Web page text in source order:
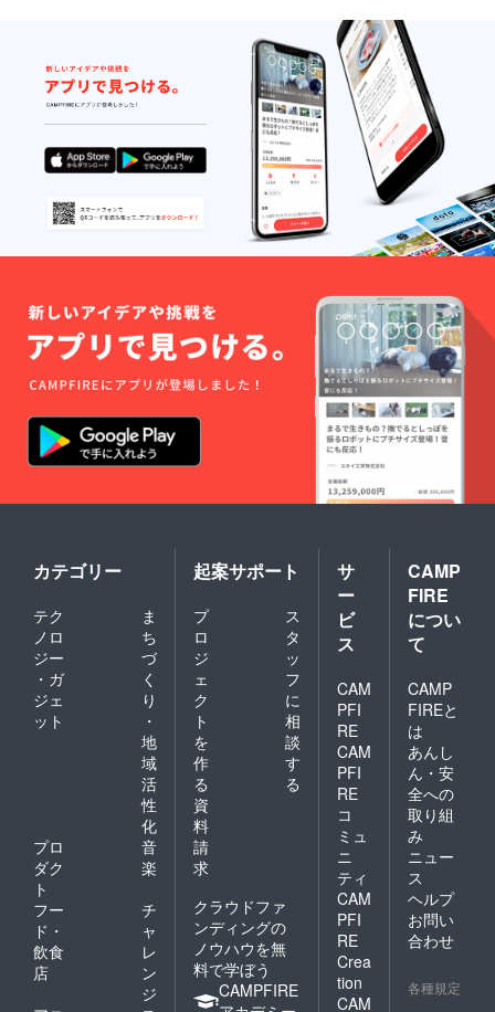
カテゴリー
テク
ノロ
ジー
・ガ
ジェ
ット
ま
ち
づ
く
り
・
地
域
活
性
化
プロ
ダク
ト
音
楽
フー
ド・
飲食
店
チ
ャ
レ
ン
ジ
起案サポート
プ
ロ
ジ
ェ
ク
ト
を
作
る
ス
タ
ッ
フ
に
相
談
す
る
資
料
請
求
クラウドファ
ンディングの
ノウハウを無
料で学ぼう
CAMPFIRE
サ
ー
ビ
ス
CAM
PFI
RE
CAM
PFI
RE
コ
ミュ
ニ
ティ
CAM
PFI
RE
Crea
tion
CAM
CAMP
FIRE
につい
て
CAMP
FIREと
は
あんし
ん・安
全への
取り組
み
ニュー
ス
ヘルプ
お問い
合わせ
各種規定